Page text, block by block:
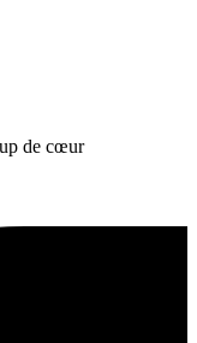
de cœur